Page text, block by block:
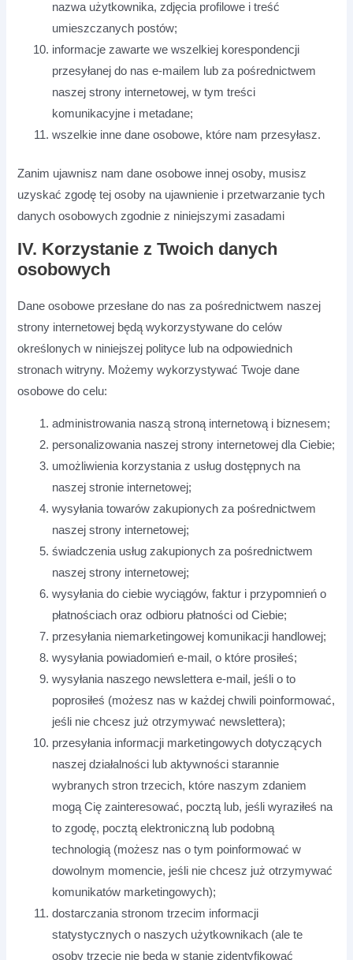
nazwa użytkownika, zdjęcia profilowe i treść
umieszczanych postów;
informacje zawarte we wszelkiej korespondencji
przesyłanej do nas e-mailem lub za pośrednictwem
naszej strony internetowej, w tym treści
komunikacyjne i metadane;
wszelkie inne dane osobowe, które nam przesyłasz.
Zanim ujawnisz nam dane osobowe innej osoby, musisz
uzyskać zgodę tej osoby na ujawnienie i przetwarzanie tych
danych osobowych zgodnie z niniejszymi zasadami
IV. Korzystanie z Twoich danych
osobowych
Dane osobowe przesłane do nas za pośrednictwem naszej
strony internetowej będą wykorzystywane do celów
określonych w niniejszej polityce lub na odpowiednich
stronach witryny. Możemy wykorzystywać Twoje dane
osobowe do celu:
administrowania naszą stroną internetową i biznesem;
personalizowania naszej strony internetowej dla Ciebie;
umożliwienia korzystania z usług dostępnych na
naszej stronie internetowej;
wysyłania towarów zakupionych za pośrednictwem
naszej strony internetowej;
świadczenia usług zakupionych za pośrednictwem
naszej strony internetowej;
wysyłania do ciebie wyciągów, faktur i przypomnień o
płatnościach oraz odbioru płatności od Ciebie;
przesyłania niemarketingowej komunikacji handlowej;
wysyłania powiadomień e-mail, o które prosiłeś;
wysyłania naszego newslettera e-mail, jeśli o to
poprosiłeś (możesz nas w każdej chwili poinformować,
jeśli nie chcesz już otrzymywać newslettera);
przesyłania informacji marketingowych dotyczących
naszej działalności lub aktywności starannie
wybranych stron trzecich, które naszym zdaniem
mogą Cię zainteresować, pocztą lub, jeśli wyraziłeś na
to zgodę, pocztą elektroniczną lub podobną
technologią (możesz nas o tym poinformować w
dowolnym momencie, jeśli nie chcesz już otrzymywać
komunikatów marketingowych);
dostarczania stronom trzecim informacji
statystycznych o naszych użytkownikach (ale te
osoby trzecie nie będą w stanie zidentyfikować